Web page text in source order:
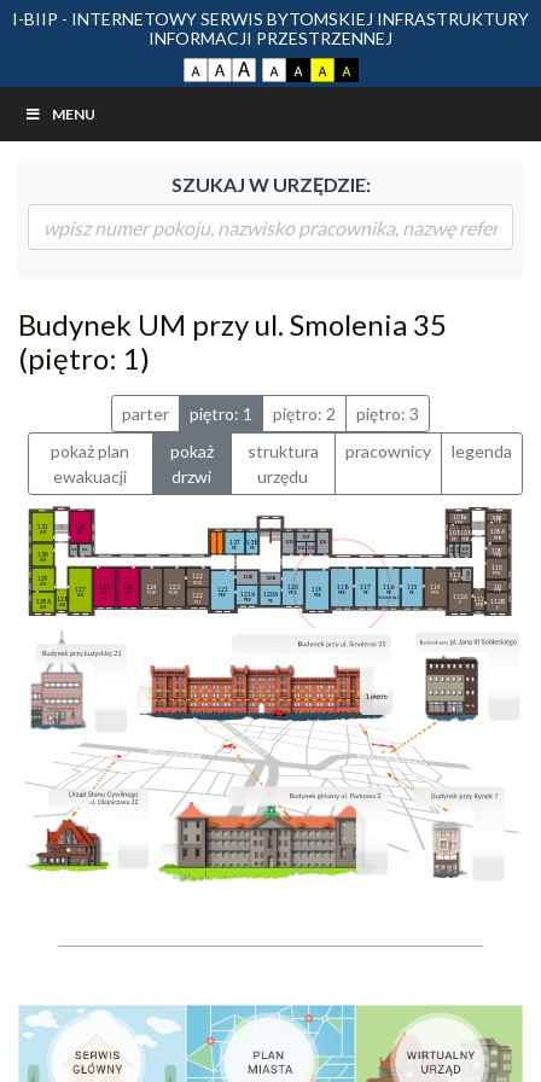
I-BIIP - INTERNETOWY SERWIS BYTOMSKIEJ INFRASTRUKTURY
INFORMACJI PRZESTRZENNEJ
MENU
SZUKAJ W URZĘDZIE:
Budynek UM przy ul. Smolenia 35
(piętro: 1)
parter piętro: 1 piętro: 2
piętro: 3
pokaż plan
ewakuacji
pokaż
drzwi
struktura
urzędu
pracownicy legenda
wc
wc
100
101
102 103
104
105 106 107
WC
113A
121B 120B
108
FFB
108
FF
108a
FFK
109
FFB
109A
FFB
109B
FFB
110
FFK
111
FFB
112
FFB
112A
F 112B
F
113
FF
114
FFK
115
PE
116
PE
Sekretariat
117
PE
119
PEE
120
PEO
120A
PE
121
PEE 121A
PEE
122
FU
122
FUK
123
FUK
124
FUP
125
ST
126
ST
127
AR
128
AR
129
AR
129A
AR
130
AR
131
AR
132
ST
137
PE
138
PE
118
PEE